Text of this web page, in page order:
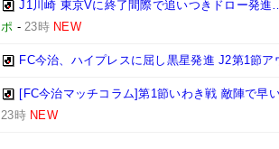
J1川崎 東京Vに終了間際で追いつきドロー発
ポ -23時 NEW
FC今治、ハイプレスに屈し黒星発進 J2第1節
[FC今治マッチコラム]第1節いわき戦 敵陣で早
23時 NEW